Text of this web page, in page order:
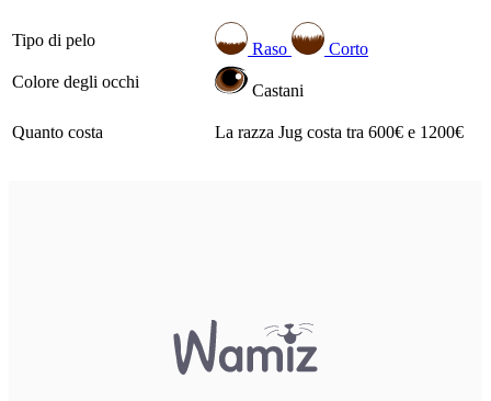
Tipo di pelo Raso
Corto
Colore degli occhi
Castani
Quanto costa La razza Jug costa tra 600€ e 1200€